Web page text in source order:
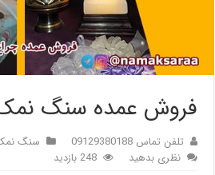
فروش عمده سنگ
تلفن تماس 09129380188
سنگ
نظری بدهید
248 بازدید